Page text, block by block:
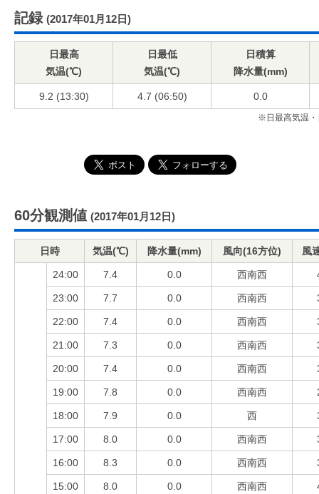
記録 (2017年01月12日)
日最高
気温(℃)
日最低
気温(℃)
日積算
降水量(mm)
9.2 (13:30) 4.7 (06:50) 0.0
※日最高気温・
60分観測値 (2017年01月12日)
日時 気温(℃) 降水量(mm) 風向(16方位) 風
24:00 7.4 0.0 西南西
23:00 7.7 0.0 西南西
22:00 7.4 0.0 西南西
21:00 7.3 0.0 西南西
20:00 7.4 0.0 西南西
19:00 7.8 0.0 西南西
18:00 7.9 0.0 西
17:00 8.0 0.0 西南西
16:00 8.3 0.0 西南西
15:00 8.0 0.0 西南西